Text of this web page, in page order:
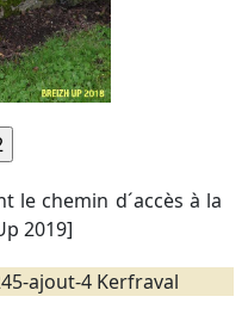
le chemin d´accès à la
2019]
ajout-4 Kerfraval